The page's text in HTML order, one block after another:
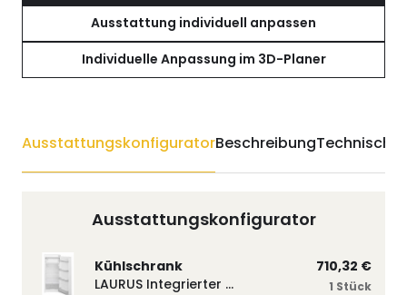
Ausstattung individuell anpassen
Individuelle Anpassung im 3D-Planer
AusstattungskonfiguratorBeschreibungTechnische
Ausstattungskonfigurator
Kühlschrank
LAURUS Integrierter Kühlautomat LKG122E LKG122E
710,32 €
1 Stück